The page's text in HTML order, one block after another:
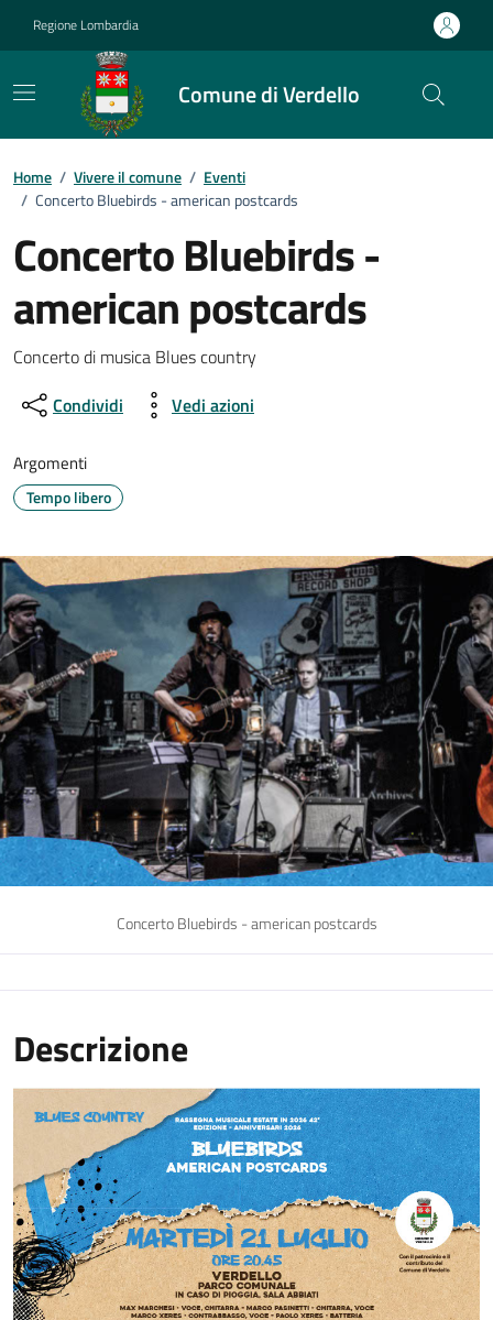
Regione Lombardia
Comune di Verdello
Home / Vivere il comune / Eventi
/ Concerto Bluebirds - american postcards
Concerto Bluebirds -
american postcards
Dettagli della notizia
Concerto di musica Blues country
Condividi
Vedi azioni
Argomenti
Tempo libero
Concerto Bluebirds - american postcards
Descrizione